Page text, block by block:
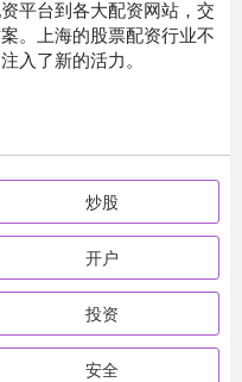
平台到各大配资网站，交
。上海的股票配资行业不
入了新的活力。
炒股
开户
投资
安全